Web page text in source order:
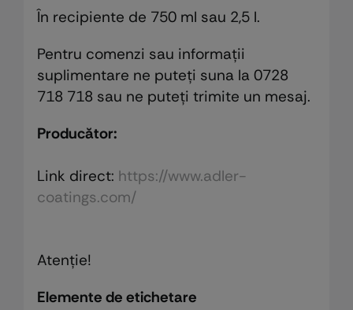
În recipiente de 750 ml sau 2,5 l.
Pentru comenzi sau informaţii
suplimentare ne puteţi suna la 0728
718 718 sau ne puteţi trimite un mesaj.
Producător:
Link direct: https://www.adler-
coatings.com/
Atenţie!
Elemente de etichetare